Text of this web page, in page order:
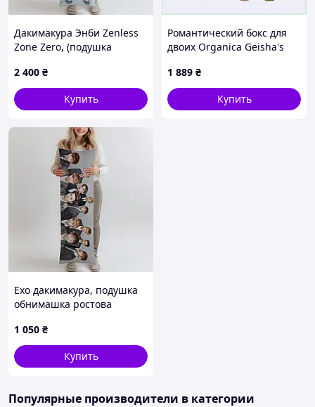
Дакимакура Энби Zenless
Zone Zero, (подушка
лутшая с быстрой
доставкой по Украине
2 400 ₴
Купить
Романтический бокс для
двоих Organica Geisha's
1 889 ₴
Купить
Exo дакимакура, подушка
обнимашка ростова
быстрой доставкой по
Украине
1 050 ₴
Купить
Популярные производители в категории